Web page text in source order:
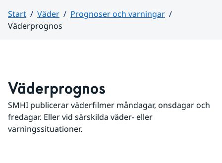
Start Väder
Prognoser och varningar
Väderprognos
Väderprognos
SMHI publicerar väderfilmer måndagar, onsdagar och
fredagar. Eller vid särskilda väder- eller
varningssituationer.